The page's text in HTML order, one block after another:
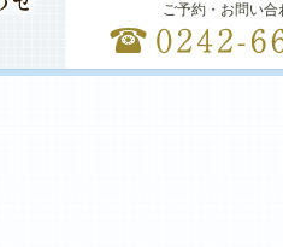
ご予約・お問い